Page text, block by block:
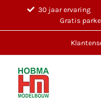
30 jaar ervaring
Gratis